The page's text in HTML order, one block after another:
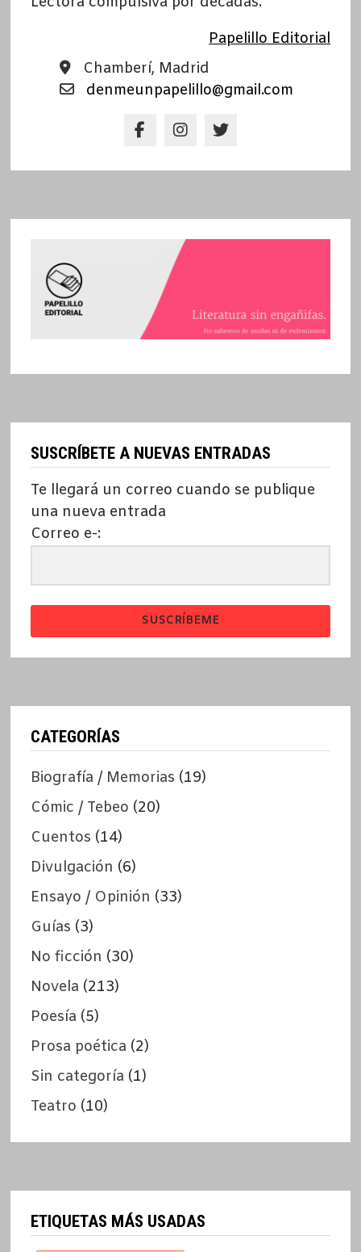
Papelillo Editorial
Chamberí, Madrid
denmeunpapelillo@gmail.com
SUSCRÍBETE A NUEVAS ENTRADAS
Te llegará un correo cuando se publique
una nueva entrada
Correo e-:
SUSCRÍBEME
CATEGORÍAS
Biografía / Memorias (19)
Cómic / Tebeo (20)
Cuentos (14)
Divulgación (6)
Ensayo / Opinión (33)
Guías (3)
No ficción (30)
Novela (213)
Poesía (5)
Prosa poética (2)
Sin categoría (1)
Teatro (10)
ETIQUETAS MÁS USADAS